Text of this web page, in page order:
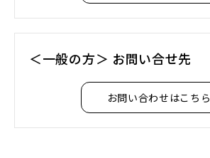
＜一般の方＞ お問い合せ先
お問い合わせはこちら